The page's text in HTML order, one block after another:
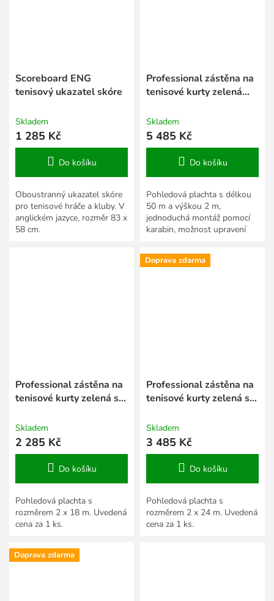
Scoreboard ENG
tenisový ukazatel skóre
Skladem
1 285 Kč
Do košíku
Oboustranný ukazatel skóre
pro tenisové hráče a kluby. V
anglickém jazyce, rozměr 83 x
58 cm.
Professional zástěna na
tenisové kurty zelená
Skladem
5 485 Kč
Do košíku
Pohledová plachta s délkou
50 m a výškou 2 m,
jednoduchá montáž pomocí
karabin, možnost upravení
Professional zástěna na
tenisové kurty zelená sv.
Skladem
2 285 Kč
Do košíku
Pohledová plachta s
rozměrem 2 x 18 m. Uvedená
cena za 1 ks.
Doprava zdarma
Professional zástěna na
tenisové kurty zelená sv.
Skladem
3 485 Kč
Do košíku
Pohledová plachta s
rozměrem 2 x 24 m. Uvedená
cena za 1 ks.
Doprava zdarma